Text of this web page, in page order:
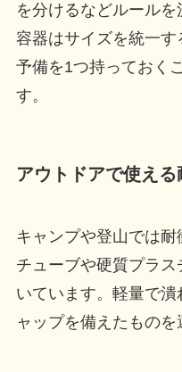
を分けるなどルールを
容器はサイズを統一す
予備を1つ持っておく
す。
アウトドアで使え
キャンプや登山では耐
チューブや硬質プラ
いています。軽量で
ャップを備えたものを